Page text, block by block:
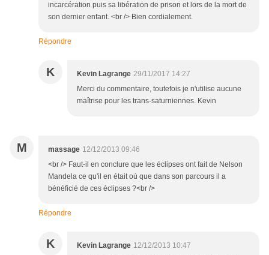
incarcération puis sa libération de prison et lors de la mort de
son dernier enfant. <br /> Bien cordialement.
Répondre
K Kevin Lagrange 29/11/2017 14:27
Merci du commentaire, toutefois je n'utilise aucune
maîtrise pour les trans-saturniennes. Kevin
M massage 12/12/2013 09:46
<br /> Faut-il en conclure que les éclipses ont fait de Nelson
Mandela ce qu'il en était où que dans son parcours il a
bénéficié de ces éclipses ?<br />
Répondre
K Kevin Lagrange 12/12/2013 10:47